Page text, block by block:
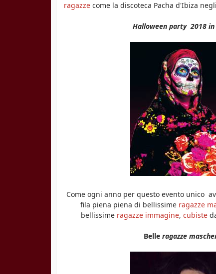
ragazze come la discoteca Pacha d'Ibiza
Halloween party 2018 in
Come ogni anno per questo evento unico
fila piena piena di bellissime ragazze
bellissime ragazze immagine, cubiste
Belle ragazze